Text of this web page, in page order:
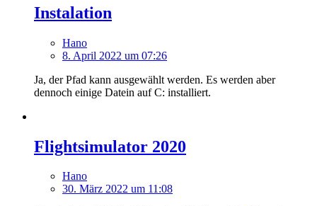
Instalation
Hano
8. April 2022 um 07:26
Ja, der Pfad kann ausgewählt werden. Es werden aber
dennoch einige Datein auf C: installiert.
Flightsimulator 2020
Hano
30. März 2022 um 11:08